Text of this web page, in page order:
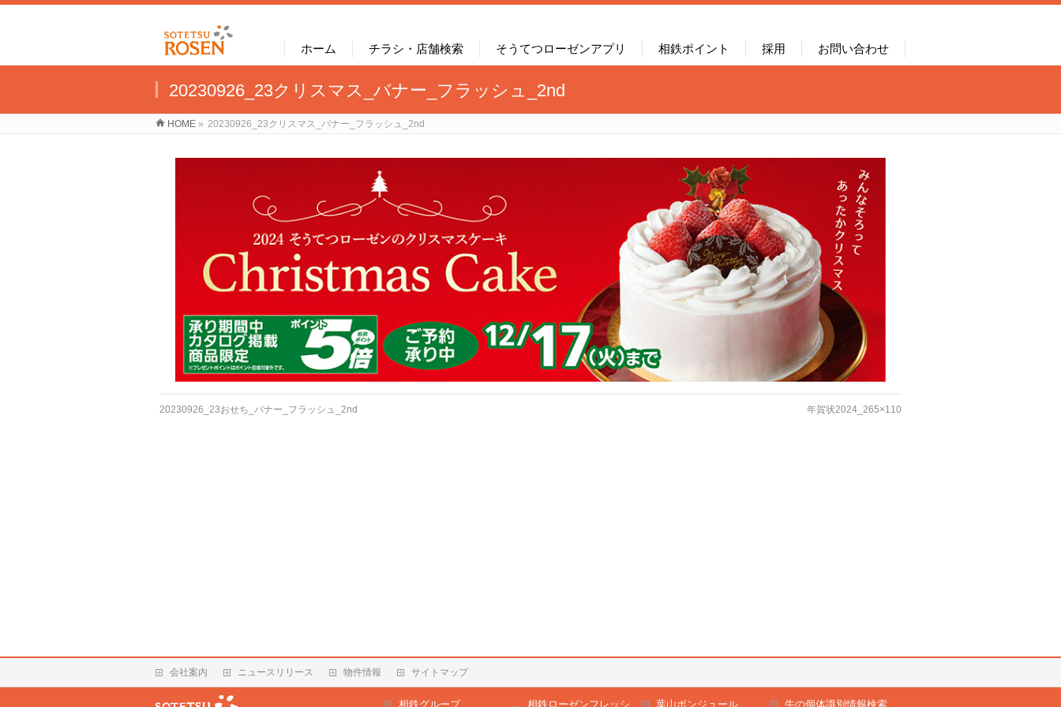
ホーム チラシ・店舗検索 そうてつローゼンアプリ 相鉄ポイント 採用 お問い合わせ
20230926_23クリスマス_バナー_フラッシュ_2nd
HOME » 20230926_23クリスマス_バナー_フラッシュ_2nd
20230926_23おせち_バナー_フラッシュ_2nd 年賀状2024_265×110
会社案内 ニュースリリース 物件情報 サイトマップ
相鉄グループ 相鉄ローゼンフレッシ 葉山ボンジュール 牛の個体識別情報検索